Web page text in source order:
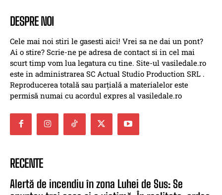
DESPRE NOI
Cele mai noi stiri le gasesti aici! Vrei sa ne dai un pont?
Ai o stire? Scrie-ne pe adresa de contact si in cel mai
scurt timp vom lua legatura cu tine. Site-ul vasiledale.ro
este in administrarea SC Actual Studio Production SRL .
Reproducerea totală sau parțială a materialelor este
permisă numai cu acordul expres al vasiledale.ro
RECENTE
Alertă de incendiu în zona Luhei de Sus: Se